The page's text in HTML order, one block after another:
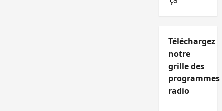
Téléchargez
notre
grille des
programmes
radio